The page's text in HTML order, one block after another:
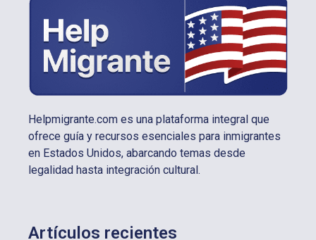
Helpmigrante.com es una plataforma integral que
ofrece guía y recursos esenciales para inmigrantes
en Estados Unidos, abarcando temas desde
legalidad hasta integración cultural.
Artículos recientes